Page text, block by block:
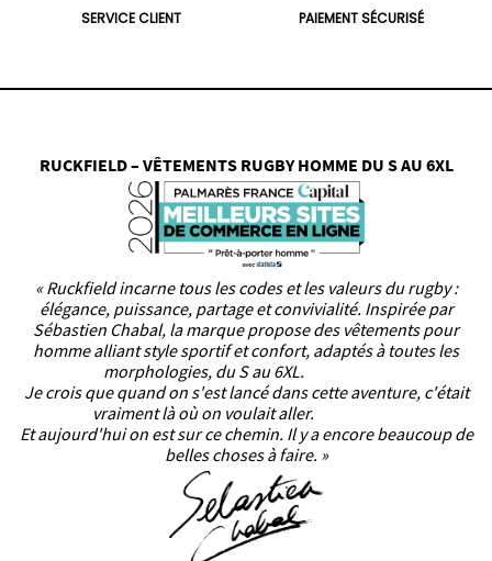
SERVICE CLIENT PAIEMENT SÉCURISÉ
RUCKFIELD – VÊTEMENTS RUGBY HOMME DU S AU 6XL
« Ruckfield incarne tous les codes et les valeurs du rugby :
élégance, puissance, partage et convivialité. Inspirée par
Sébastien Chabal, la marque propose des vêtements pour
homme alliant style sportif et confort, adaptés à toutes les
morphologies, du S au 6XL.
Je crois que quand on s'est lancé dans cette aventure, c'était
vraiment là où on voulait aller.
Et aujourd'hui on est sur ce chemin. Il y a encore beaucoup de
belles choses à faire. »